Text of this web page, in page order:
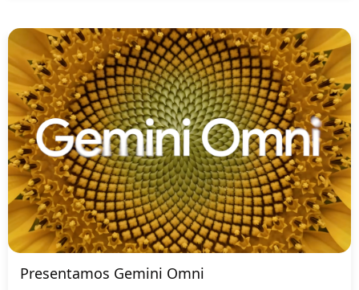
Presentamos Gemini Omni